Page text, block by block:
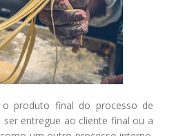
produto final do processo de
entregue ao cliente final ou a